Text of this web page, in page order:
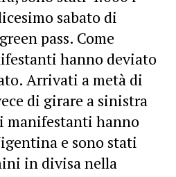
sabato di
pass. Come
hanno deviato
Arrivati a metà di
di girare a sinistra
manifestanti hanno
e sono stati
in divisa nella